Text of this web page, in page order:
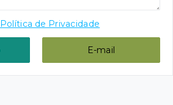
Política de Privacidade
E-mail